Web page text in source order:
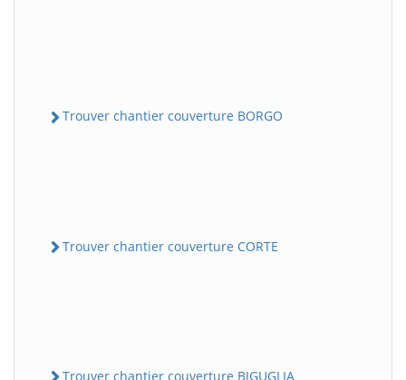
Trouver chantier couverture BORGO
Trouver chantier couverture CORTE
Trouver chantier couverture BIGUGLIA